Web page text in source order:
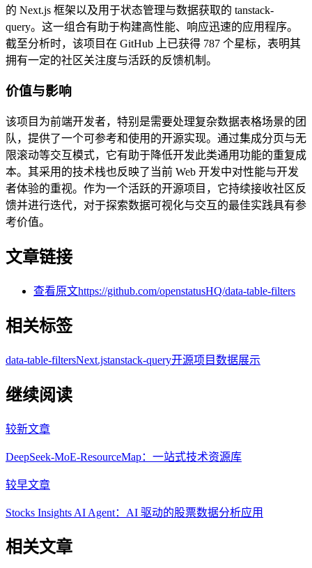
的 Next.js 框架以及用于状态管理与数据获取的 tanstack-
query。这一组合有助于构建高性能、响应迅速的应用程序。
截至分析时，该项目在 GitHub 上已获得 787 个星标，表明其
拥有一定的社区关注度与活跃的反馈机制。
价值与影响
该项目为前端开发者，特别是需要处理复杂数据表格场景的团
队，提供了一个可参考和使用的开源实现。通过集成分页与无
限滚动等交互模式，它有助于降低开发此类通用功能的重复成
本。其采用的技术栈也反映了当前 Web 开发中对性能与开发
者体验的重视。作为一个活跃的开源项目，它持续接收社区反
馈并进行迭代，对于探索数据可视化与交互的最佳实践具有参
考价值。
文章链接
查看原文https://github.com/openstatusHQ/data-table-filters
相关标签
data-table-filtersNext.jstanstack-query开源项目数据展示
继续阅读
较新文章
DeepSeek-MoE-ResourceMap：一站式技术资源库
较早文章
Stocks Insights AI Agent：AI 驱动的股票数据分析应用
相关文章